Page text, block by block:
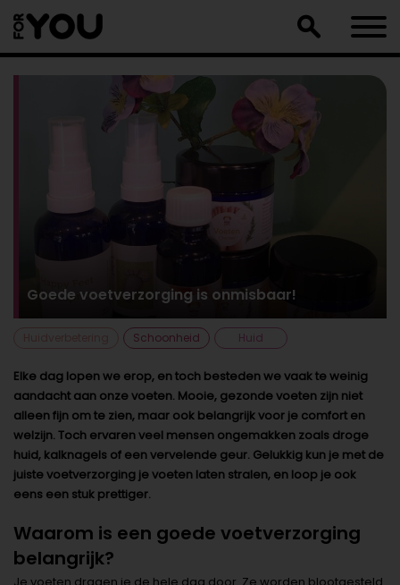
naar
artikel
Goede voetverzorging is onmisbaar!
Schoonheid Huid
Elke dag lopen we erop, en toch besteden we vaak te weinig
aandacht aan onze voeten. Mooie, gezonde voeten zijn niet
alleen fijn om te zien, maar ook belangrijk voor je comfort en
welzijn. Toch ervaren veel mensen ongemakken zoals droge
huid, kalknagels of een vervelende geur. Gelukkig kun je met de
juiste voetverzorging je voeten laten stralen, en loop je ook
eens een stuk prettiger.
Waarom is een goede voetverzorging
belangrijk?